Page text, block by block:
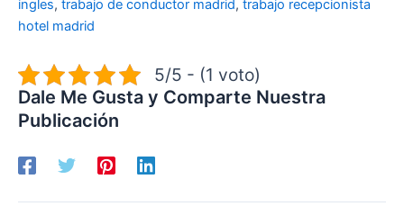
ingles, trabajo de conductor madrid, trabajo recepcionista
hotel madrid
5/5 - (1 voto)
Dale Me Gusta y Comparte Nuestra
Publicación